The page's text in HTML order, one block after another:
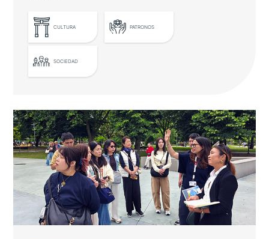
CULTURA PATRONOS
SOCIEDAD
El Embajador de Japón entrega un
nuevo diploma por la promoción de
la gastronomía japonesa
Pablo Alomar es nombrado Embajador de
Buena Voluntad por su labor pionera de
difusión del sake en nuestro país